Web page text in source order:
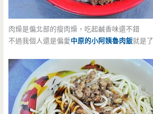
肉燥是偏北部的瘦肉燥，吃起鹹香味還不錯
不過我個人還是偏愛中原的小阿姨魯肉飯就是了